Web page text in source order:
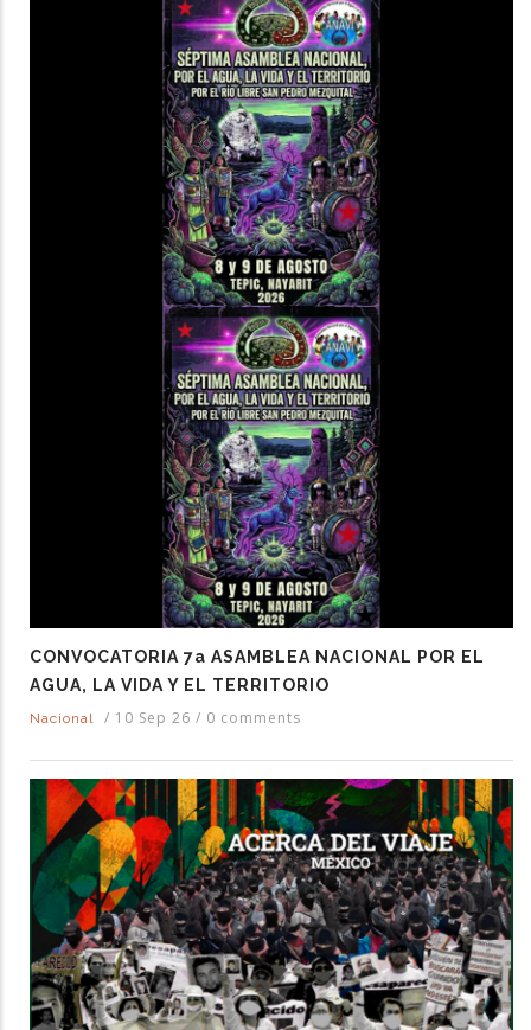
CONVOCATORIA 7a ASAMBLEA NACIONAL POR EL
AGUA, LA VIDA Y EL TERRITORIO
Nacional / 10 Sep 26 / 0 comments